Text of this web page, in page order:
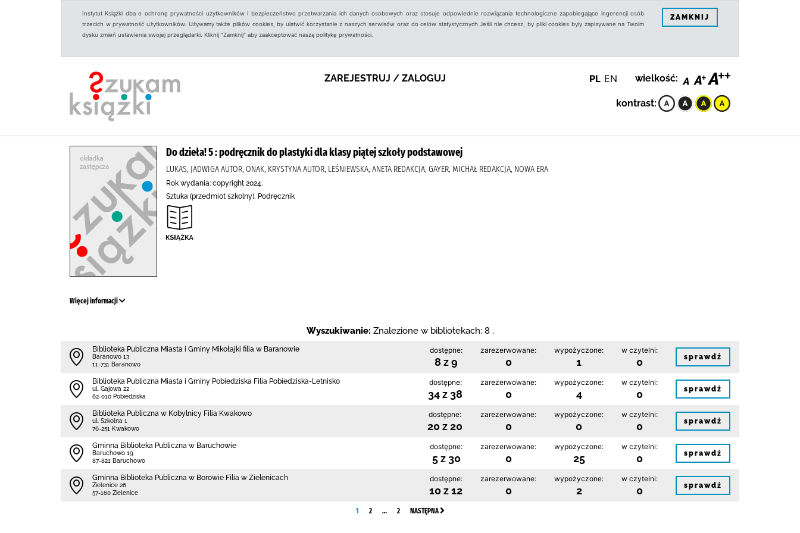
Instytut Książki dba o ochronę prywatności użytkowników i bezpieczeństwo przetwarzania ich danych osobowych oraz stosuje odpowiednie rozwiązania technologiczne zapobiegające ingerencji osób
trzecich w prywatność użytkowników. Używamy także plików cookies, by ułatwić korzystanie z naszych serwisów oraz do celów statystycznych.Jeśli nie chcesz, by pliki cookies były zapisywane na Twoim
dysku zmień ustawienia swojej przeglądarki. Kliknij "Zamknij" aby zaakceptować naszą politykę prywatności.
ZAMKNIJ
ZAREJESTRUJ / ZALOGUJ PL EN wielkość:
kontrast:
Do dzieła! 5 : podręcznik do plastyki dla klasy piątej szkoły podstawowej
LUKAS, JADWIGA AUTOR, ONAK, KRYSTYNA AUTOR, LEŚNIEWSKA, ANETA REDAKCJA, GAYER, MICHAŁ REDAKCJA, NOWA ERA
Rok wydania: copyright 2024.
Sztuka (przedmiot szkolny), Podręcznik
Więcej informacji
Wyszukiwanie: Znalezione w bibliotekach: 8 .
Biblioteka Publiczna Miasta i Gminy Mikołajki filia w Baranowie
Baranowo 13
11-731 Baranowo
dostępne:
8 z 9
zarezerwowane:
0
wypożyczone:
1
w czytelni:
0 sprawdź
Biblioteka Publiczna Miasta i Gminy Pobiedziska Filia Pobiedziska-Letnisko
ul. Gajowa 22
62-010 Pobiedziska
dostępne:
34 z 38
zarezerwowane:
0
wypożyczone:
4
w czytelni:
0 sprawdź
Biblioteka Publiczna w Kobylnicy Filia Kwakowo
ul. Szkolna 1
76-251 Kwakowo
dostępne:
20 z 20
zarezerwowane:
0
wypożyczone:
0
w czytelni:
0 sprawdź
Gminna Biblioteka Publiczna w Baruchowie
Baruchowo 19
87-821 Baruchowo
dostępne:
5 z 30
zarezerwowane:
0
wypożyczone:
25
w czytelni:
0 sprawdź
Gminna Biblioteka Publiczna w Borowie Filia w Zielenicach
Zielenice 26
57-160 Zielenice
dostępne:
10 z 12
zarezerwowane:
0
wypożyczone:
2
w czytelni:
0 sprawdź
1 2 … 2 NASTĘPNA